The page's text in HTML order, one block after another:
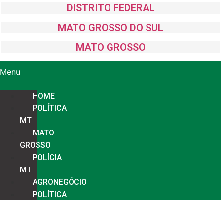
DISTRITO FEDERAL
MATO GROSSO DO SUL
MATO GROSSO
Menu
HOME
POLÍTICA
MT
MATO
GROSSO
POLÍCIA
MT
AGRONEGÓCIO
POLÍTICA